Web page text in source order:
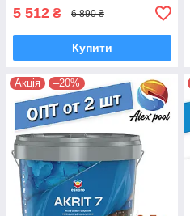
5 512 ₴ 6 890 ₴
Купити
Акція –20%